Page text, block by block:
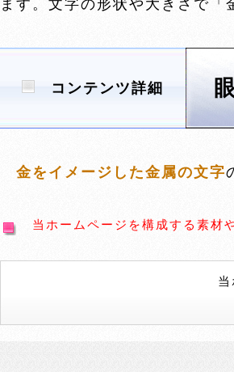
ます。文字の形状や大きさで
コンテンツ詳細 眼
金をイメージした金属の文字
当ホームページを構成する素材